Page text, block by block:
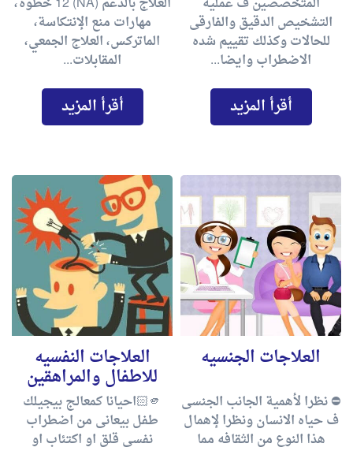
التشخيص الدقيق والفارقى
للحالات وكذلك تقييم شده
الاضطراب وايضا...
أقرأ المزيد
مهارات منع الإنتكاسة،
الماتركس، العلاج الجمعي،
المقابلات...
أقرأ المزيد
العلاجات الجنسيه
⛔ نظرا لأهمية الجانب الجنسى
ف حياه الانسان ونظرا لإهمال
هذا النوع من الثقافه مما
العلاجات النفسيه
للاطفال والمراهقين
🫵🏻احيانا كمعالج بيجيلك
طفل بيعانى من اضطراب
نفسى قلق او اكتئاب او